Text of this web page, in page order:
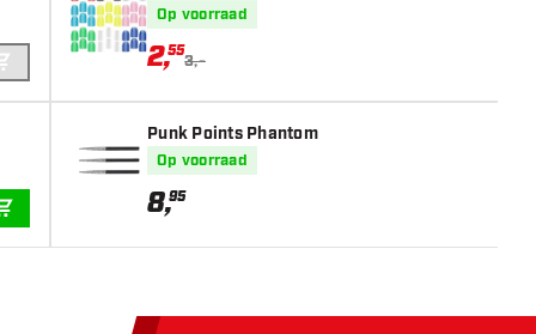
IN WINKELWAGEN
Op voorraad
2,55
3,-
Punk Points Phantom
Op voorraad
8,95